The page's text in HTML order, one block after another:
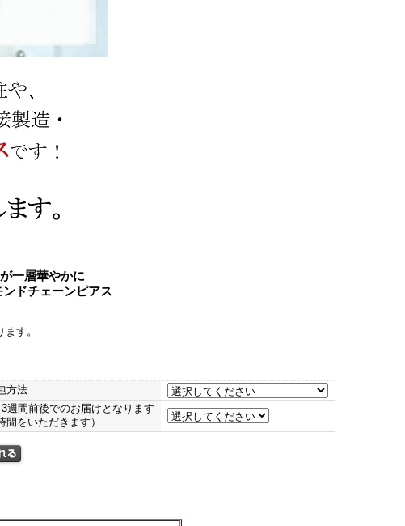
一層華やかに
ドチェーンピアス
す。
方法
間前後でのお届けとなります
間をいただきます）